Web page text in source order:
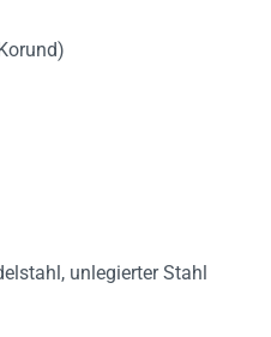
unlegierter Stahl